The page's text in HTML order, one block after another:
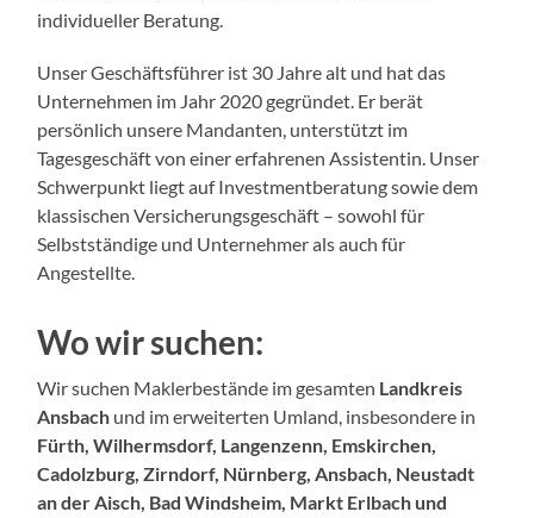
individueller Beratung.
Unser Geschäftsführer ist 30 Jahre alt und hat das
Unternehmen im Jahr 2020 gegründet. Er berät
persönlich unsere Mandanten, unterstützt im
Tagesgeschäft von einer erfahrenen Assistentin. Unser
Schwerpunkt liegt auf Investmentberatung sowie dem
klassischen Versicherungsgeschäft – sowohl für
Selbstständige und Unternehmer als auch für
Angestellte.
Wo wir suchen:
Wir suchen Maklerbestände im gesamten Landkreis
Ansbach und im erweiterten Umland, insbesondere in
Fürth, Wilhermsdorf, Langenzenn, Emskirchen,
Cadolzburg, Zirndorf, Nürnberg, Ansbach, Neustadt
an der Aisch, Bad Windsheim, Markt Erlbach und